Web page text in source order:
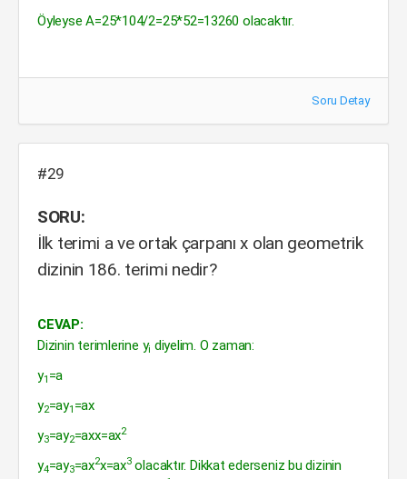
Öyleyse A=25*104/2=25*52=13260 olacaktır.
Soru Detay
#29
SORU:
İlk terimi a ve ortak çarpanı x olan geometrik
dizinin 186. terimi nedir?
CEVAP:
Dizinin terimlerine yi diyelim. O zaman:
y1 =a
y2=ay1 =ax
y3=ay2=axx=ax2
y4=ay3=ax2x=ax3olacaktır. Dikkat ederseniz bu dizinin